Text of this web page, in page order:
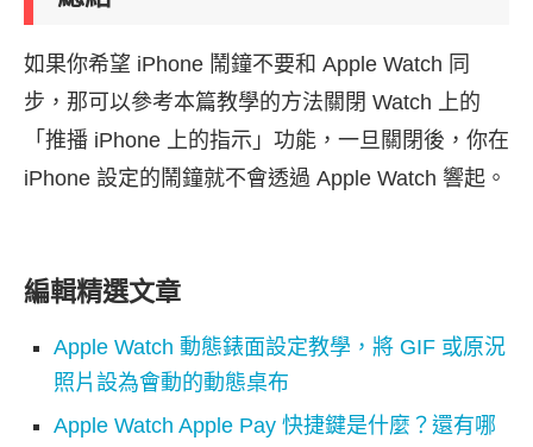
如果你希望 iPhone 鬧鐘不要和 Apple Watch 同
步，那可以參考本篇教學的方法關閉 Watch 上的
「推播 iPhone 上的指示」功能，一旦關閉後，你在
iPhone 設定的鬧鐘就不會透過 Apple Watch 響起。
編輯精選文章
Apple Watch 動態錶面設定教學，將 GIF 或原況
照片設為會動的動態桌布
Apple Watch Apple Pay 快捷鍵是什麼？還有哪